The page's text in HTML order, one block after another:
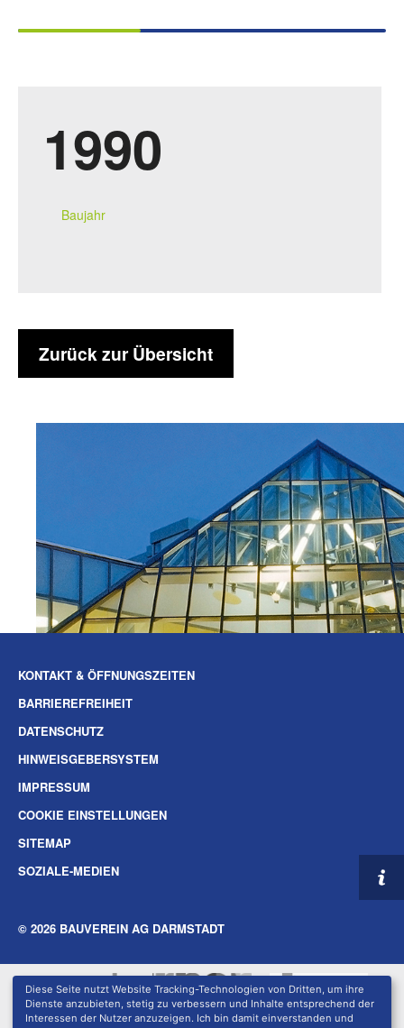
Diese Seite nutzt Website Tracking-Technologien von Dritten, um ihre
Dienste anzubieten, stetig zu verbessern und Inhalte entsprechend der
Interessen der Nutzer anzuzeigen. Ich bin damit einverstanden und
1990
Baujahr
Zurück zur Übersicht
KONTAKT & ÖFFNUNGSZEITEN
BARRIEREFREIHEIT
DATENSCHUTZ
HINWEISGEBERSYSTEM
IMPRESSUM
COOKIE EINSTELLUNGEN
SITEMAP
SOZIALE-MEDIEN
© 2026 BAUVEREIN AG DARMSTADT